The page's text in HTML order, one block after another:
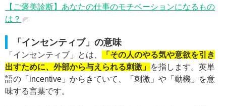
【ご褒美診断】あなたの仕事のモチベーションになるもの
は？
「インセンティブ」の意味
「インセンティブ」とは、
「その人のやる気や意欲を引き
出すために、外部から与えられる刺激」
を指します。英単
語の「incentive」からきていて、「刺激」や「動機」を意
味する言葉です。